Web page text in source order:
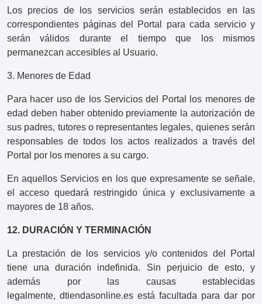
Los precios de los servicios serán establecidos en las
correspondientes páginas del Portal para cada servicio y
serán válidos durante el tiempo que los mismos
permanezcan accesibles al Usuario.
3. Menores de Edad
Para hacer uso de los Servicios del Portal los menores de
edad deben haber obtenido previamente la autorización de
sus padres, tutores o representantes legales, quienes serán
responsables de todos los actos realizados a través del
Portal por los menores a su cargo.
En aquellos Servicios en los que expresamente se señale,
el acceso quedará restringido única y exclusivamente a
mayores de 18 años.
12. DURACIÓN Y TERMINACIÓN
La prestación de los servicios y/o contenidos del Portal
tiene una duración indefinida. Sin perjuicio de esto, y
además por las causas establecidas
legalmente, dtiendasonline.es está facultada para dar por